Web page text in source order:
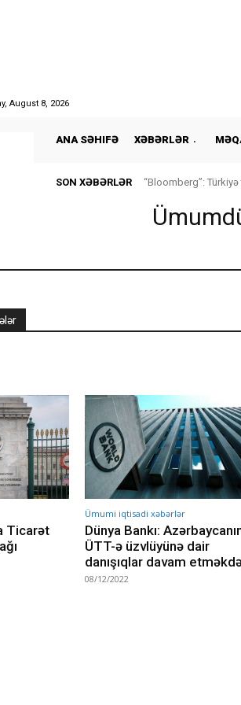
August 8, 2026
ANA SƏHIFƏ XƏBƏRLƏR
SON XƏBƏRLƏR “Bloomberg”:
Ticarət
Ümumi iqtisadi xəbərlər
Dünya Bankı:
ÜTT-ə üzvlüyünə dair
danışıqlar davam
08/12/2022